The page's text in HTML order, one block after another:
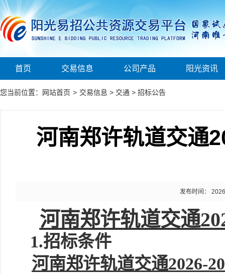
首页 交易信息 公司产品 阳光资讯
您当前位置： 网站首页 > 交易信息 > 交通 > 招标公告
河南郑许轨道交通
发布时间：
河南郑许轨道交通
1.招标条件
河南郑许轨道交通2026-